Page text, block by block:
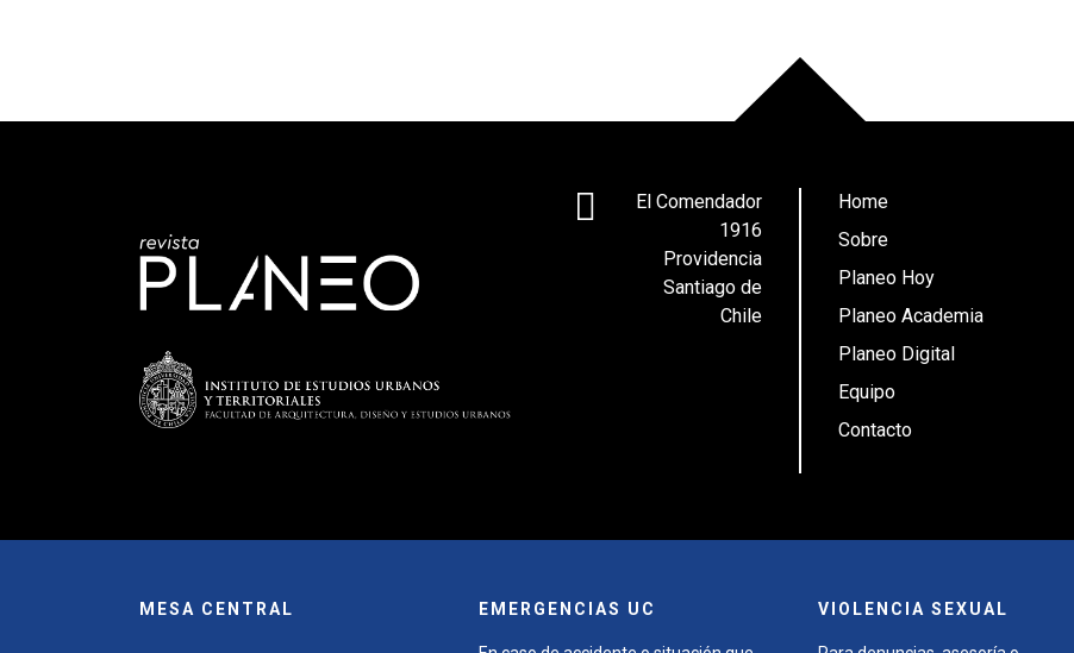
El Comendador
1916
Providencia
Santiago de
Chile
Home
Sobre
Planeo Hoy
Planeo Academia
Planeo Digital
Equipo
Contacto
MESA CENTRAL EMERGENCIAS UC VIOLENCIA SEXUAL